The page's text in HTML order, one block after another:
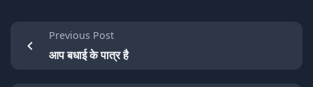
Previous Post
आप बधाई के पात्र है